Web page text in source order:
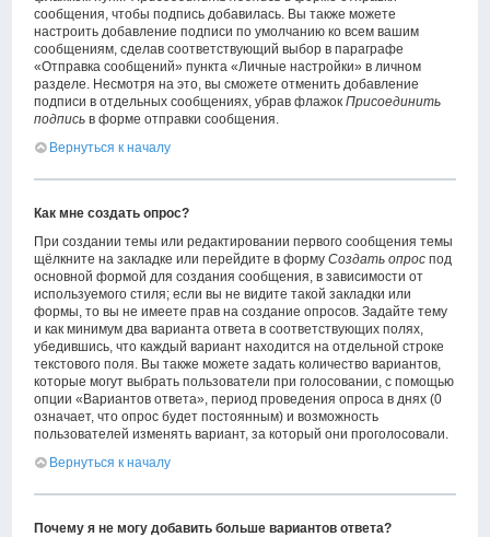
сообщения, чтобы подпись добавилась. Вы также можете
настроить добавление подписи по умолчанию ко всем вашим
сообщениям, сделав соответствующий выбор в параграфе
«Отправка сообщений» пункта «Личные настройки» в личном
разделе. Несмотря на это, вы сможете отменить добавление
подписи в отдельных сообщениях, убрав флажокПрисоединить
подпись в форме отправки сообщения.
Вернуться к началу
Как мне создать опрос?
При создании темы или редактировании первого сообщения темы
щёлкните на закладке или перейдите в формуСоздать опрос под
основной формой для создания сообщения, в зависимости от
используемого стиля; если вы не видите такой закладки или
формы, то вы не имеете прав на создание опросов. Задайте тему
и как минимум два варианта ответа в соответствующих полях,
убедившись, что каждый вариант находится на отдельной строке
текстового поля. Вы также можете задать количество вариантов,
которые могут выбрать пользователи при голосовании, с помощью
опции «Вариантов ответа», период проведения опроса в днях (0
означает, что опрос будет постоянным) и возможность
пользователей изменять вариант, за который они проголосовали.
Вернуться к началу
Почему я не могу добавить больше вариантов ответа?